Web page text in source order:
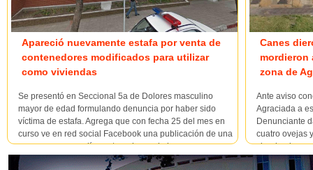
Apareció nuevamente estafa por venta de
contenedores modificados para utilizar
como viviendas
Se presentó en Seccional 5a de Dolores masculino
mayor de edad formulando denuncia por haber sido
víctima de estafa. Agrega que con fecha 25 del mes en
curso ve en red social Facebook una publicación de una
empresa que vendía contenedores, de los que
modificados con aberturas y demás para utilizar como
Canes
mordieron
zona de
Ante aviso
Agraciada a
Denunciante
cuatro ovejas
siendo ajenos
fueron